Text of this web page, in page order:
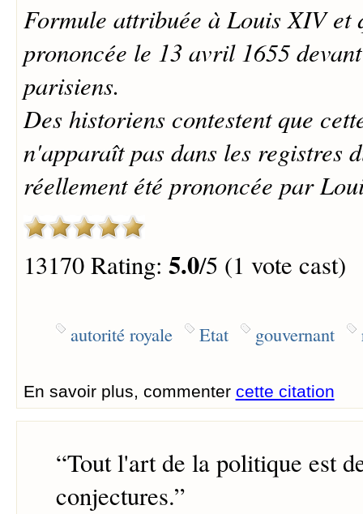
Formule attribuée à Louis XIV
prononcée le 13 avril 1655
parisiens.
Des historiens contestent que
n'apparaît pas dans les registres
réellement été prononcée par
13170 Rating: 5.0/5 (1 vote cast)
autorité royale Etat gouvernant
En savoir plus, commenter cette citation
“Tout l'art de la politique est
conjectures.”